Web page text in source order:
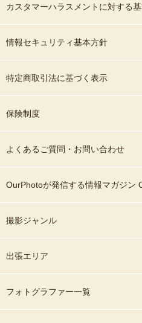
カスタマーハラスメントに対する
情報セキュリティ基本方針
特定商取引法に基づく表示
保険制度
よくあるご質問・お問い合わせ
OurPhotoが発信する情報マガジン
撮影ジャンル
出張エリア
フォトグラファー一覧